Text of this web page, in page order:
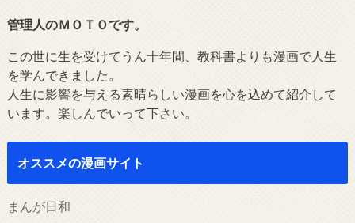
管理人のＭＯＴＯです。
この世に生を受けてうん十年間、教科書よりも漫画で人生
を学んできました。
人生に影響を与える素晴らしい漫画を心を込めて紹介して
います。楽しんでいって下さい。
オススメの漫画サイト
まんが日和